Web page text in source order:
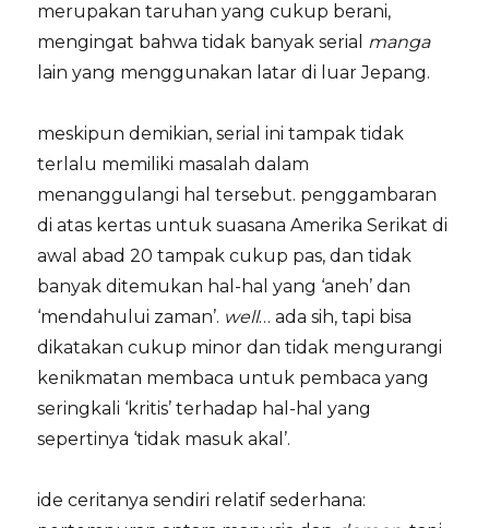
merupakan taruhan yang cukup berani,
mengingat bahwa tidak banyak serial manga
lain yang menggunakan latar di luar Jepang.
meskipun demikian, serial ini tampak tidak
terlalu memiliki masalah dalam
menanggulangi hal tersebut. penggambaran
di atas kertas untuk suasana Amerika Serikat di
awal abad 20 tampak cukup pas, dan tidak
banyak ditemukan hal-hal yang ‘aneh’ dan
‘mendahului zaman’. well… ada sih, tapi bisa
dikatakan cukup minor dan tidak mengurangi
kenikmatan membaca untuk pembaca yang
seringkali ‘kritis’ terhadap hal-hal yang
sepertinya ‘tidak masuk akal’.
ide ceritanya sendiri relatif sederhana: